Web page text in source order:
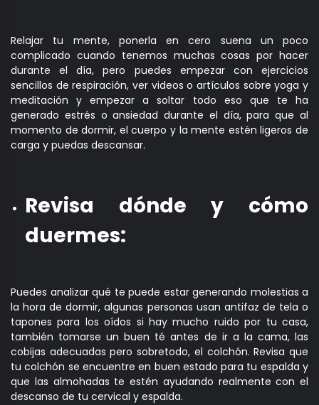
Relajar tu mente, ponerla en cero suena un poco
complicado cuando tenemos muchas cosas por hacer
durante el día, pero puedes empezar con ejercicios
sencillos de respiración, ver videos o artículos sobre yoga y
meditación y empezar a soltar todo eso que te ha
generado estrés o ansiedad durante el día, para que al
momento de dormir, el cuerpo y la mente estén ligeros de
carga y puedas descansar.
Revisa dónde y cómo
duermes:
Puedes analizar qué te puede estar generando molestias a
la hora de dormir, algunas personas usan antifaz de tela o
tapones para los oídos si hay mucho ruido por tu casa,
también tomarse un buen té antes de ir a la cama, las
cobijas adecuadas pero sobretodo, el colchón. Revisa que
tu colchón se encuentre en buen estado para tu espalda y
que las almohadas te estén ayudando realmente con el
descanso de tu cervical y espalda.